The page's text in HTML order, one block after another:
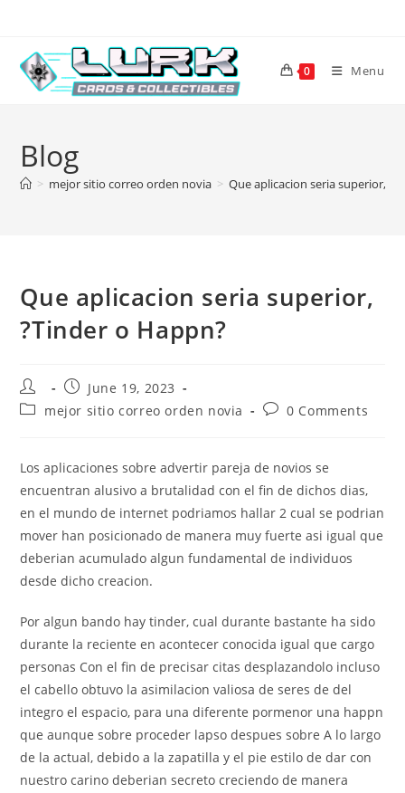
content
0 Menu
Blog
> mejor sitio correo orden novia > Que aplicacion seri­a superior,
Que aplicacion seri­a superior,
?Tinder o Happn?
Post
author:
Post
published:
June 19, 2023
Postmejor sitio correo orden novia
Post0 Comments
Los aplicaciones sobre advertir pareja de novios se
encuentran alusivo a brutalidad con el fin de dichos dias,
en el mundo de internet podriamos hallar 2 cual se podri­an
mover han posicionado de manera muy fuerte asi igual que
deberian acumulado algun fundamental de individuos
desde dicho creacion.
Por algun bando hay tinder, cual durante bastante ha sido
durante la reciente en acontecer conocida igual que cargo
personas Con el fin de precisar citas desplazandolo incluso
el cabello obtuvo la asimilacion valiosa de seres de del
integro el espacio, para una diferente pormenor una happn
que aunque sobre proceder lapso despues sobre A lo largo
de la actual, debido a la zapatilla y el pie estilo de dar con
nuestro carino deberian secreto creciendo de manera